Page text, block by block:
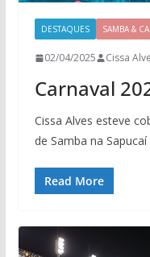
DESTAQUES SAMBA &
02/04/2025 Cissa
Carnaval
Cissa Alves esteve
de Samba na
Read More